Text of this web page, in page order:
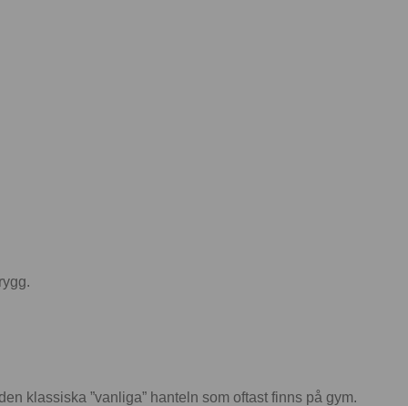
klassiska ”vanliga” hanteln som oftast finns på gym.